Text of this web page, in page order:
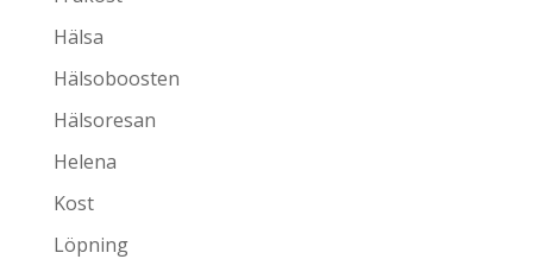
Hälsa
Hälsoboosten
Hälsoresan
Helena
Kost
Löpning